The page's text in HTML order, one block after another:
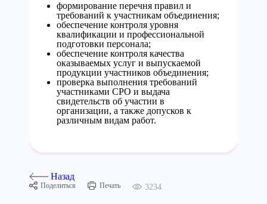
формирование перечня правил и
требований к участникам объединения;
обеспечение контроля уровня
квалификации и профессиональной
подготовки персонала;
обеспечение контроля качества
оказываемых услуг и выпускаемой
продукции участников объединения;
проверка выполнения требований
участниками СРО и выдача
свидетельств об участии в
организации, а также допусков к
различным видам работ.
Назад
Поделиться Печать 3234